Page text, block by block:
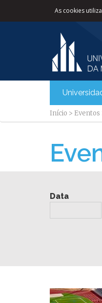
As cookies
Início > Eventos
Data